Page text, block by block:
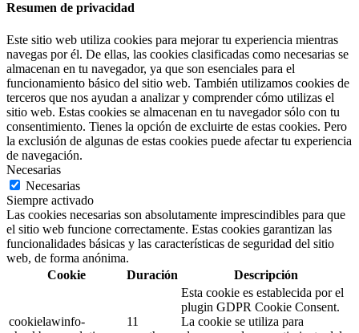
Resumen de privacidad
Este sitio web utiliza cookies para mejorar tu experiencia mientras
navegas por él. De ellas, las cookies clasificadas como necesarias se
almacenan en tu navegador, ya que son esenciales para el
funcionamiento básico del sitio web. También utilizamos cookies de
terceros que nos ayudan a analizar y comprender cómo utilizas el
sitio web. Estas cookies se almacenan en tu navegador sólo con tu
consentimiento. Tienes la opción de excluirte de estas cookies. Pero
la exclusión de algunas de estas cookies puede afectar tu experiencia
de navegación.
Necesarias
Necesarias
Siempre activado
Las cookies necesarias son absolutamente imprescindibles para que
el sitio web funcione correctamente. Estas cookies garantizan las
funcionalidades básicas y las características de seguridad del sitio
web, de forma anónima.
Cookie
Duración Descripción
cookielawinfo-
11
Esta cookie es establecida por el
plugin GDPR Cookie Consent.
La cookie se utiliza para